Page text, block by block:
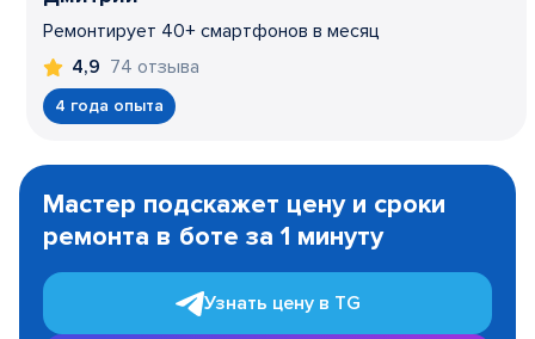
Ремонтирует 40+ смартфонов в месяц
4,9 74 отзыва
4 года опыта
1
Мастер подскажет цену и сроки
ремонта в боте за 1 минуту
Узнать цену в TG